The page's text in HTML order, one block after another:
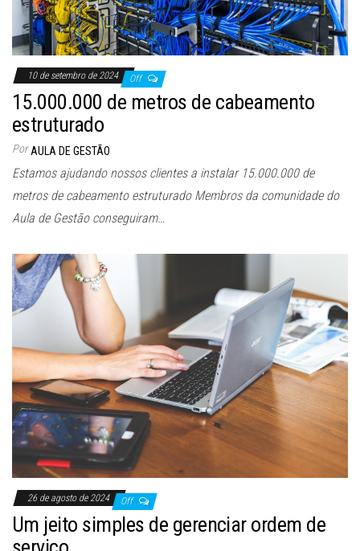
10 de setembro de 2024 Off
15.000.000 de metros de cabeamento
estruturado
Por AULA DE GESTÃO
Estamos ajudando nossos clientes a instalar 15.000.000 de
metros de cabeamento estruturado Membros da comunidade do
Aula de Gestão conseguiram…
26 de agosto de 2024 Off
Um jeito simples de gerenciar ordem de